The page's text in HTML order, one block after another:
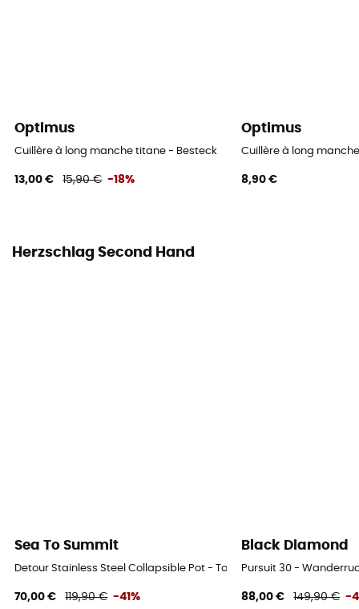
Optimus
Cuillère à long manche titane - Besteck
13,00 € 15,90 € -18%
Optimus
Cuillère à long
8,90 €
Herzschlag Second Hand
Sea To Summit
Detour Stainless Steel Collapsible Pot - Topf
70,00 € 119,90 € -41%
Black Diamond
Pursuit 30 -
88,00 € 149,90 € -